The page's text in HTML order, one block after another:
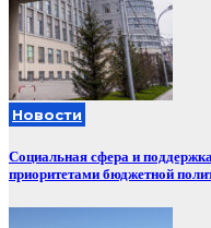
Новости
Социальная сфера и
приоритетами бюджетной